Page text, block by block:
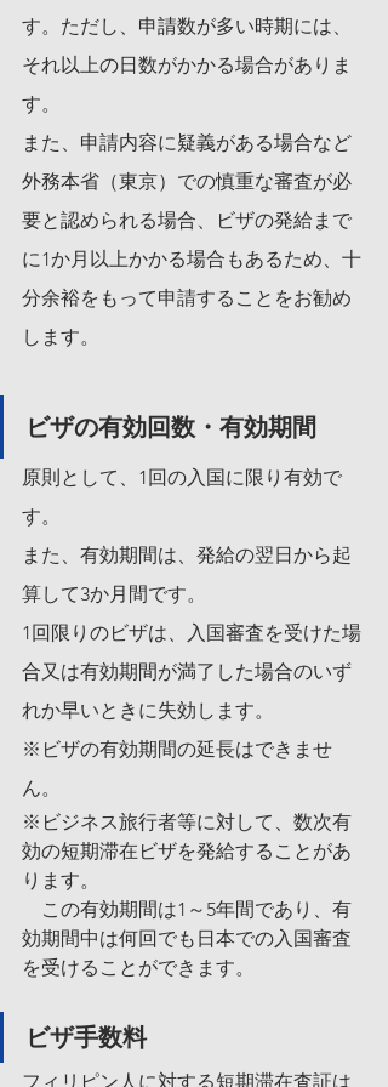
す。ただし、申請数が多い時期には、
それ以上の日数がかかる場合がありま
す。
また、申請内容に疑義がある場合など
外務本省（東京）での慎重な審査が必
要と認められる場合、ビザの発給まで
に1か月以上かかる場合もあるため、十
分余裕をもって申請することをお勧め
します。
ビザの有効回数・有効期間
原則として、1回の入国に限り有効で
す。
また、有効期間は、発給の翌日から起
算して3か月間です。
1回限りのビザは、入国審査を受けた場
合又は有効期間が満了した場合のいず
れか早いときに失効します。
※ビザの有効期間の延長はできませ
ん。
※ビジネス旅行者等に対して、数次有
効の短期滞在ビザを発給することがあ
ります。
この有効期間は1～5年間であり、有
効期間中は何回でも日本での入国審査
を受けることができます。
ビザ手数料
フィリピン人に対する短期滞在査証は